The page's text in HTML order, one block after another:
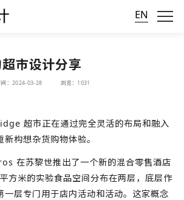
EN
市设计分享
：2024-03-28 浏览：1031
超市正在通过完全灵活的布局和融入
构想杂货购物体验。
在苏黎世推出了一个新的混合零售酒店
方米的实验食品空间分布在两层，底层作
一层专门用于店内活动和活动。这家概念